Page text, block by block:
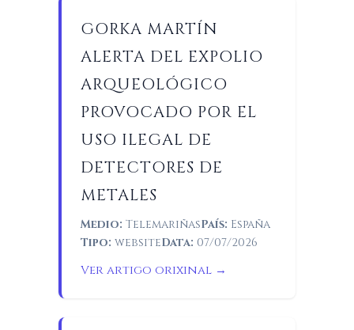
GORKA MARTÍN
ALERTA DEL EXPOLIO
ARQUEOLÓGICO
PROVOCADO POR EL
USO ILEGAL DE
DETECTORES DE
METALES
Medio: TelemariñasPaís: España
Tipo: websiteData: 07/07/2026
Ver artigo orixinal →